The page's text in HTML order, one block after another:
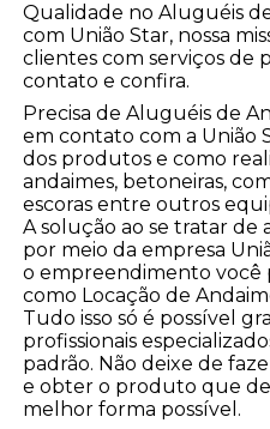
Qualidade no Aluguéis
com União Star, nossa
clientes com serviços de
contato e confira.
Precisa de Aluguéis de
em contato com a União
dos produtos e como
andaimes, betoneiras,
escoras entre outros
A solução ao se tratar de
por meio da empresa
o empreendimento você
como Locação de
Tudo isso só é possível
profissionais
padrão. Não deixe de
e obter o produto que
melhor forma possível.